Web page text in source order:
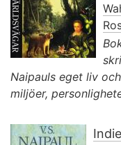
Naipauls eget liv
miljöer,